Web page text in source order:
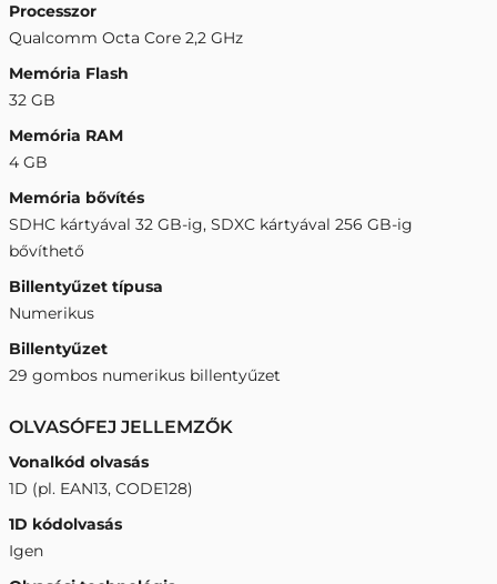
Processzor
Qualcomm Octa Core 2,2 GHz
Memória Flash
32 GB
Memória RAM
4 GB
Memória bővítés
SDHC kártyával 32 GB-ig, SDXC kártyával 256 GB-ig
bővíthető
Billentyűzet típusa
Numerikus
Billentyűzet
29 gombos numerikus billentyűzet
OLVASÓFEJ JELLEMZŐK
Vonalkód olvasás
1D (pl. EAN13, CODE128)
1D kódolvasás
Igen